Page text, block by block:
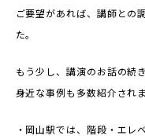
ご要望があれば、講師との
た。
もう少し、講演のお話の続き
身近な事例も多数紹介されま
・岡山駅では、階段・エレ